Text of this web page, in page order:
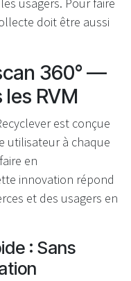
usagers. Pour faire
doit être aussi
360° —
RVM
est conçue
utilisateur à chaque
en
innovation répond
et des usagers en
: Sans